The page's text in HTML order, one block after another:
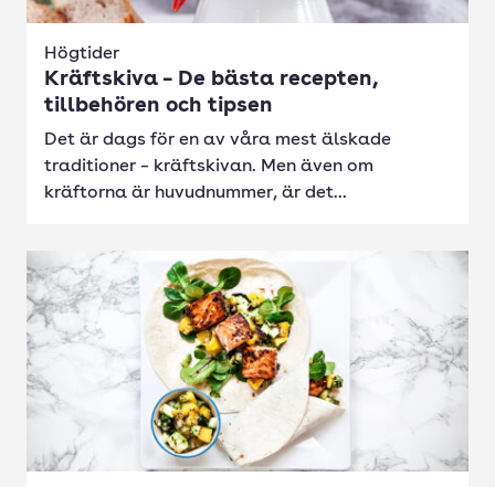
Högtider
Kräftskiva – De bästa recepten,
tillbehören och tipsen
Det är dags för en av våra mest älskade
traditioner – kräftskivan. Men även om
kräftorna är huvudnummer, är det...